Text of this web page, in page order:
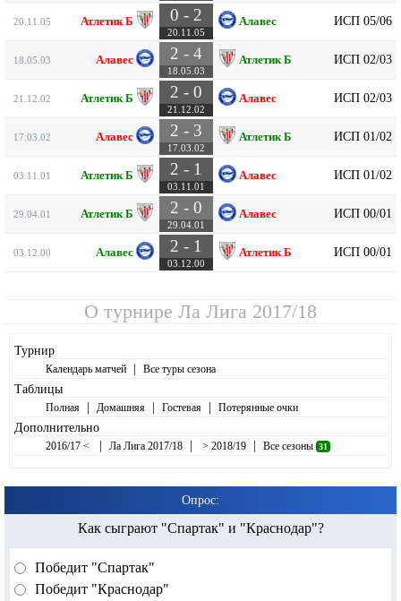
20.11.05 Атлетик Б 0 - 2
20.11.05
Алавес ИСП 05/06
18.05.03 Алавес 2 - 4
18.05.03
Атлетик Б ИСП 02/03
21.12.02 Атлетик Б 2 - 0
21.12.02
Алавес ИСП 02/03
17.03.02 Алавес 2 - 3
17.03.02
Атлетик Б ИСП 01/02
03.11.01 Атлетик Б 2 - 1
03.11.01
Алавес ИСП 01/02
29.04.01 Атлетик Б 2 - 0
29.04.01
Алавес ИСП 00/01
03.12.00 Алавес 2 - 1
03.12.00
Атлетик Б ИСП 00/01
О турнире Ла Лига 2017/18
Турнир
Календарь матчей | Все туры сезона
Таблицы
Полная | Домашняя | Гостевая | Потерянные очки
Дополнительно
2016/17 < | Ла Лига 2017/18 | > 2018/19 | Все сезоны 31
Опрос:
Как сыграют "Спартак" и "Краснодар"?
Победит "Спартак"
Победит "Краснодар"